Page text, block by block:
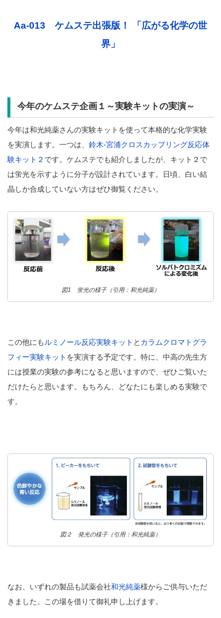
Aa-013 ケムステ出張版！ 「広がる化学の世
界」
今年のケムステ企画１～実験キットの実演～
今年は和光純薬さんの実験キットを使って本格的な化学実験
を実演します。一つは、 鈴木-宮浦クロスカップリング反応体
験キット２ です。ケムステでも紹介しましたが、キット２で
は蛍光を示すように分子が設計されています。日頃、白い結
晶しか合成していない方はぜひ御覧ください。
図1 蛍光の様子（引用：和光純薬）
この他にも ルミノール反応実験キット と カラムクロマトグラ
フィー実験キット を実演する予定です。特に、中高の先生方
には授業の実験の参考になると思いますので、ぜひご覧いた
だけたらと思います。もちろん、どなたにも楽しめる実験で
す。
図２ 発光の様子（引用：和光純薬）
なお、いずれの製品も試薬会社和光純薬様からご供与いただ
きました。この場を借りて御礼申し上げます。